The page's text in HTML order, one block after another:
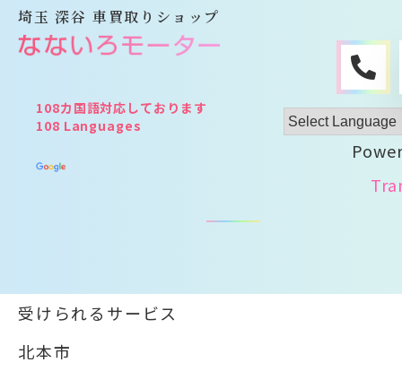
埼玉 深谷 車買取りショップ
受けられるサービス
北本市